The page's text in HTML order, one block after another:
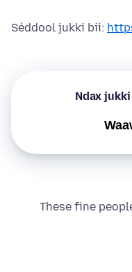
Séddool jukki bii:
Ndax
These fine